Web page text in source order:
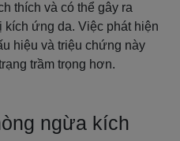
thích và có thể gây ra
ứng da. Việc phát hiện
hiệu và triệu chứng này
trầm trọng hơn.
ngừa kích